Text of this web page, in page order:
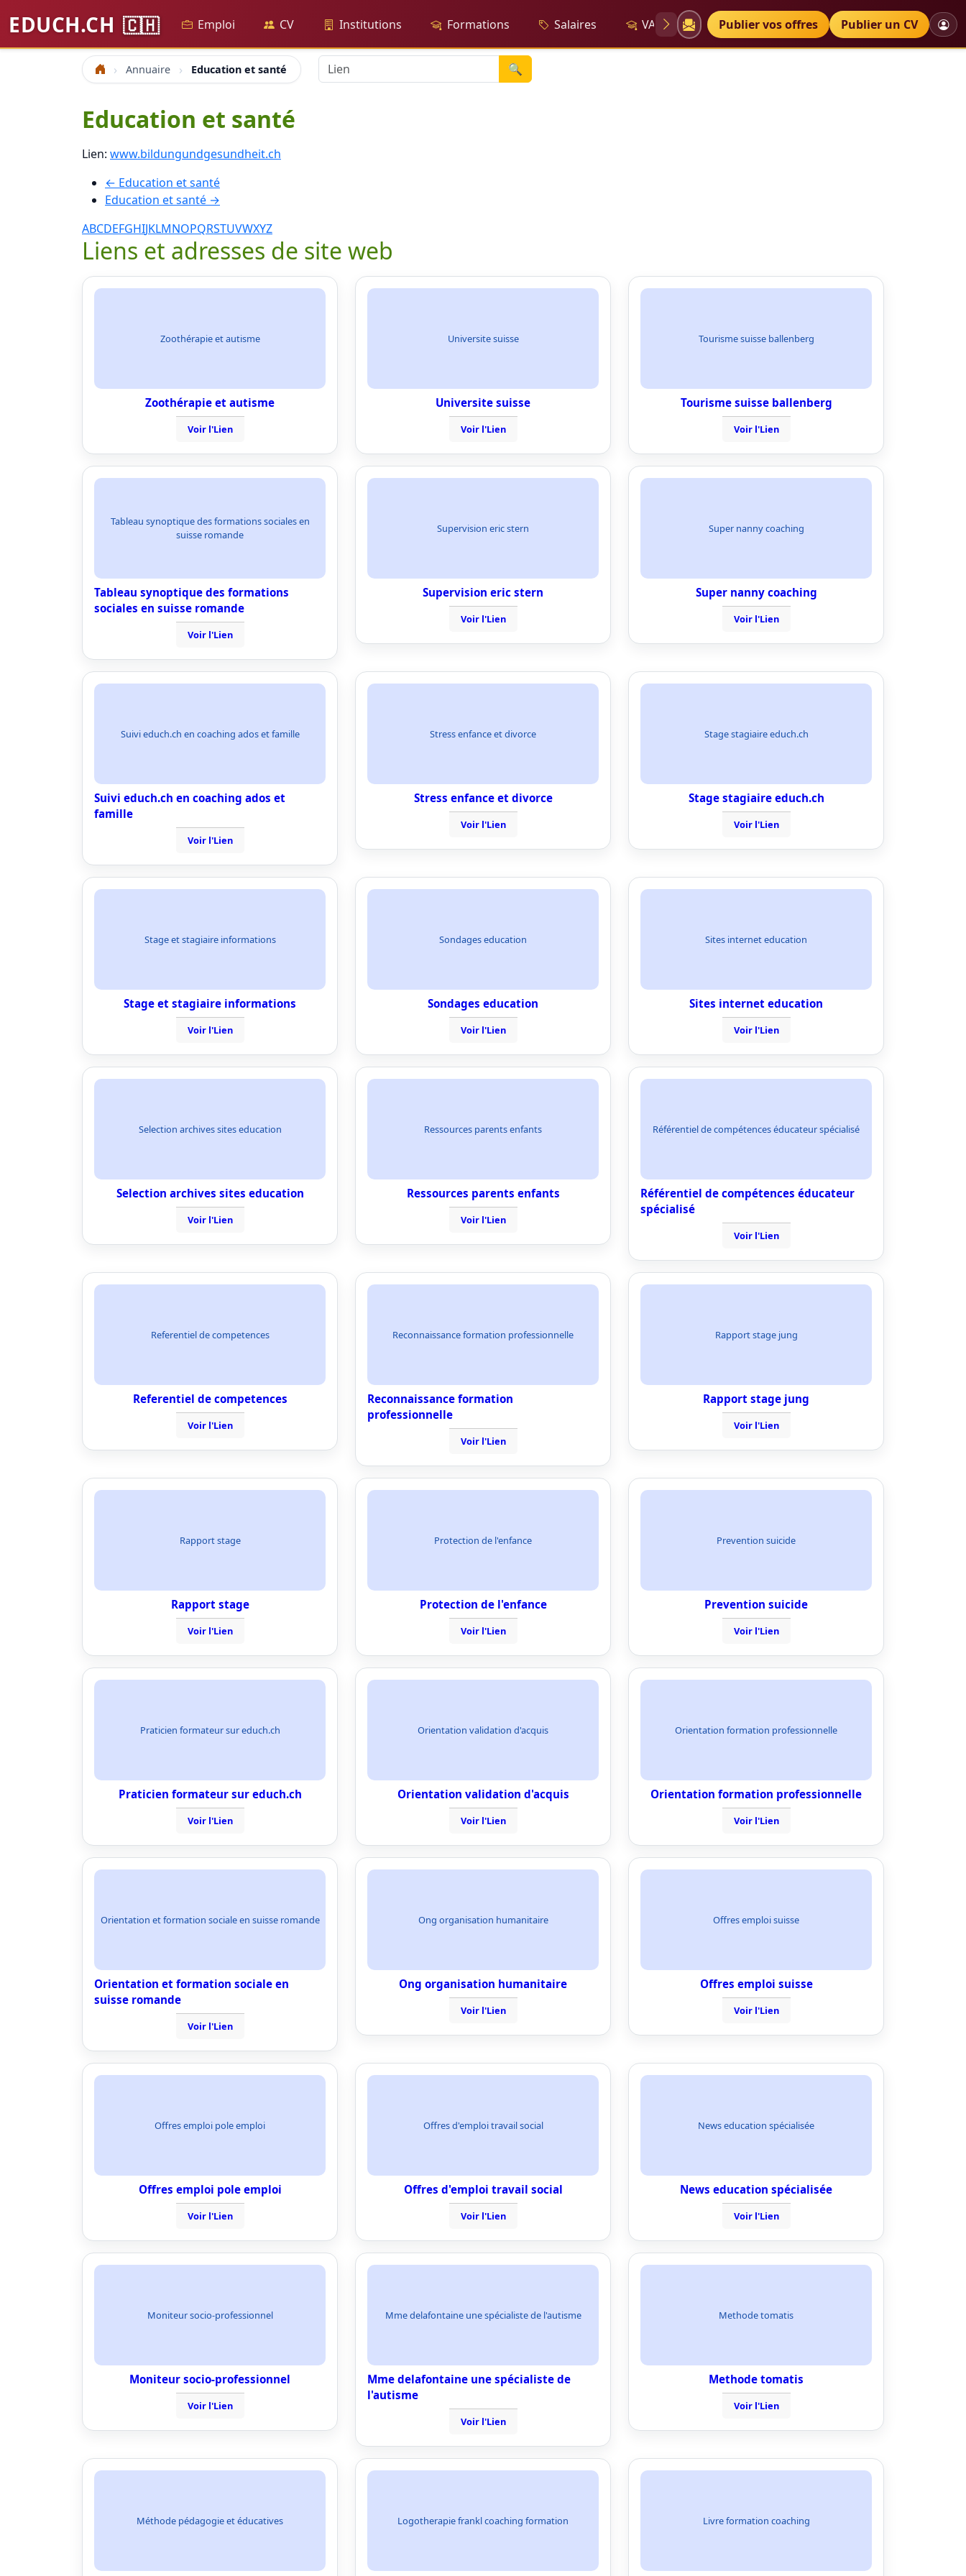
EDUCH.CH 🇨🇭 Emploi CV Institutions Formations Salaires VAE Diplômes Petites annonces
Publier vos offres Publier un CV
Accueil Annuaire Education et santé 🔍
Education et santé
Lien: www.bildungundgesundheit.ch
← Education et santé
Education et santé →
ABCDEFGHIJKLMNOPQRSTUVWXYZ
Liens et adresses de site web
Zoothérapie et autisme
Zoothérapie et autisme
Voir l'Lien
Universite suisse
Universite suisse
Voir l'Lien
Tourisme suisse ballenberg
Tourisme suisse ballenberg
Voir l'Lien
Tableau synoptique des formations sociales en
suisse romande
Tableau synoptique des formations
sociales en suisse romande
Voir l'Lien
Supervision eric stern
Supervision eric stern
Voir l'Lien
Super nanny coaching
Super nanny coaching
Voir l'Lien
Suivi educh.ch en coaching ados et famille
Suivi educh.ch en coaching ados et
famille
Voir l'Lien
Stress enfance et divorce
Stress enfance et divorce
Voir l'Lien
Stage stagiaire educh.ch
Stage stagiaire educh.ch
Voir l'Lien
Stage et stagiaire informations
Stage et stagiaire informations
Voir l'Lien
Sondages education
Sondages education
Voir l'Lien
Sites internet education
Sites internet education
Voir l'Lien
Selection archives sites education
Selection archives sites education
Voir l'Lien
Ressources parents enfants
Ressources parents enfants
Voir l'Lien
Référentiel de compétences éducateur spécialisé
Référentiel de compétences éducateur
spécialisé
Voir l'Lien
Referentiel de competences
Referentiel de competences
Voir l'Lien
Reconnaissance formation professionnelle
Reconnaissance formation
professionnelle
Voir l'Lien
Rapport stage jung
Rapport stage jung
Voir l'Lien
Rapport stage
Rapport stage
Voir l'Lien
Protection de l'enfance
Protection de l'enfance
Voir l'Lien
Prevention suicide
Prevention suicide
Voir l'Lien
Praticien formateur sur educh.ch
Praticien formateur sur educh.ch
Voir l'Lien
Orientation validation d'acquis
Orientation validation d'acquis
Voir l'Lien
Orientation formation professionnelle
Orientation formation professionnelle
Voir l'Lien
Orientation et formation sociale en suisse romande
Orientation et formation sociale en
suisse romande
Voir l'Lien
Ong organisation humanitaire
Ong organisation humanitaire
Voir l'Lien
Offres emploi suisse
Offres emploi suisse
Voir l'Lien
Offres emploi pole emploi
Offres emploi pole emploi
Voir l'Lien
Offres d'emploi travail social
Offres d'emploi travail social
Voir l'Lien
News education spécialisée
News education spécialisée
Voir l'Lien
Moniteur socio-professionnel
Moniteur socio-professionnel
Voir l'Lien
Mme delafontaine une spécialiste de l'autisme
Mme delafontaine une spécialiste de
l'autisme
Voir l'Lien
Methode tomatis
Methode tomatis
Voir l'Lien
Méthode pédagogie et éducatives Logotherapie frankl coaching formation Livre formation coaching